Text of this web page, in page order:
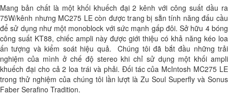
Mang bản chất là một khối khuếch đại 2 kênh với công suất dầu ra
75W/kênh nhưng MC275 LE còn được trang bị sẵn tính năng đấu cầu
để sử dụng như một monoblock với sức mạnh gấp đôi. Sở hữu 4 bóng
công suất KT88, chiếc ampli này được giới thiệu có khả năng kéo loa
ấn tượng và kiểm soát hiệu quả. Chúng tôi đã bắt đầu những trải
nghiệm của mình ở chế độ stereo khi chỉ sử dụng một khối ampli
khuếch đại cho cả 2 loa trái và phải. Đối tác của McIntosh MC275 LE
trong thử nghiệm của chúng tôi lần lượt là Zu Soul Superfly và Sonus
Faber Serafino Tradition.